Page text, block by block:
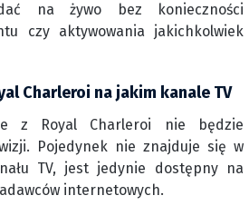
na żywo bez konieczności
czy aktywowania jakichkolwiek
Charleroi na jakim kanale TV
z Royal Charleroi nie będzie
Pojedynek nie znajduje się w
TV, jest jedynie dostępny na
internetowych.